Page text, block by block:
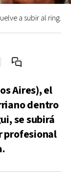
a subir al ring.
Aires), el
dentro
se subirá
profesional